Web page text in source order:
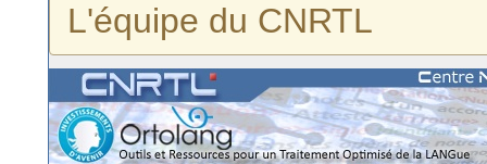
L'équipe du CNRTL